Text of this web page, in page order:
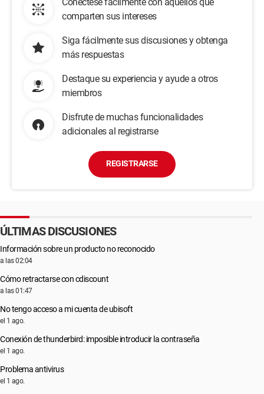
comparten sus intereses
Siga fácilmente sus discusiones y obtenga
más respuestas
Destaque su experiencia y ayude a otros
miembros
Disfrute de muchas funcionalidades
adicionales al registrarse
REGISTRARSE
ÚLTIMAS DISCUSIONES
Información sobre un producto no reconocido
a las 02:04
Cómo retractarse con cdiscount
a las 01:47
No tengo acceso a mi cuenta de ubisoft
el 1 ago.
Conexión de thunderbird: imposible introducir la contraseña
el 1 ago.
Problema antivirus
el 1 ago.